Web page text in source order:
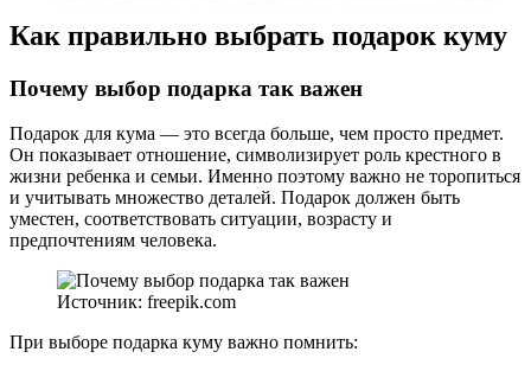
Как правильно выбрать подарок куму
Почему выбор подарка так важен
Подарок для кума — это всегда больше, чем просто предмет.
Он показывает отношение, символизирует роль крестного в
жизни ребенка и семьи. Именно поэтому важно не торопиться
и учитывать множество деталей. Подарок должен быть
уместен, соответствовать ситуации, возрасту и
предпочтениям человека.
Источник: freepik.com
При выборе подарка куму важно помнить: